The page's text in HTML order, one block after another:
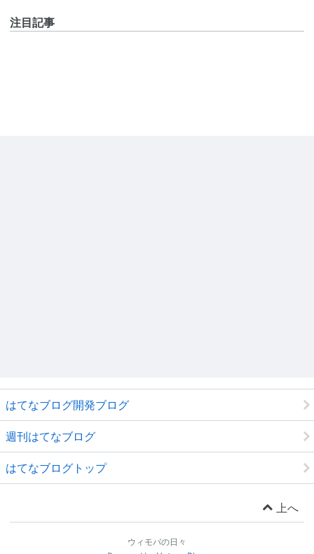
注目記事
はてなブログ開発ブログ
週刊はてなブログ
はてなブログトップ
上へ
ウィモバの日々